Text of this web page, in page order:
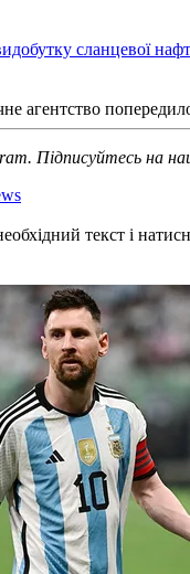
сланцевої
агентство
Підписуйтесь на
текст і